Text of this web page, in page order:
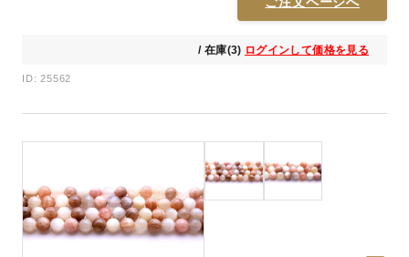
/ 在庫(3) ログインして価格を見る
ID: 25562